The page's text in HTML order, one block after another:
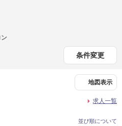
条件変更
地図表示
求人一覧
並び順について